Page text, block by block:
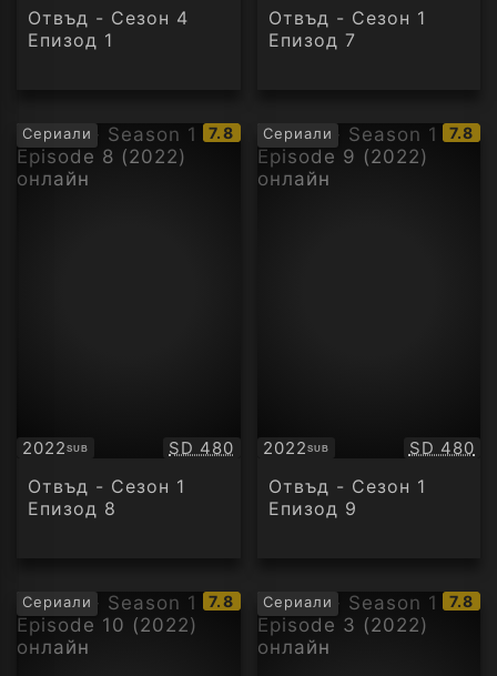
Отвъд - Сезон 4
Епизод 1
Отвъд - Сезон 1
Епизод 7
Сериали
IMDb
рейтинг:
7.8
2022SUB
Субтитри Качество:
SD 480
Отвъд - Сезон 1
Епизод 8
Сериали
IMDb
7.8
2022SUB
Субтитри SD 480
Отвъд - Сезон 1
Епизод 9
Сериали
IMDb
рейтинг:
7.8 Сериали
IMDb
7.8